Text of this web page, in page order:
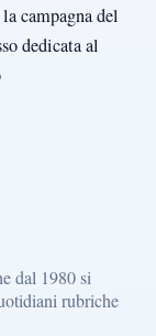
campagna del
dedicata al
dal 1980 si
rubriche